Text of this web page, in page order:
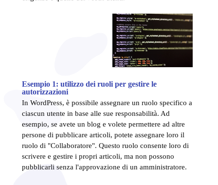
Esempio 1: utilizzo dei ruoli per gestire le
autorizzazioni
In WordPress, è possibile assegnare un ruolo specifico a
ciascun utente in base alle sue responsabilità. Ad
esempio, se avete un blog e volete permettere ad altre
persone di pubblicare articoli, potete assegnare loro il
ruolo di "Collaboratore". Questo ruolo consente loro di
scrivere e gestire i propri articoli, ma non possono
pubblicarli senza l'approvazione di un amministratore.